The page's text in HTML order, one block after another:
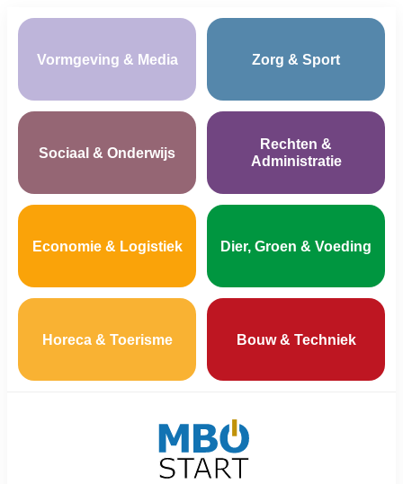
Vormgeving & Media Zorg & Sport
Sociaal & Onderwijs
Rechten &
Administratie
Economie & Logistiek Dier, Groen & Voeding
Horeca & Toerisme Bouw & Techniek